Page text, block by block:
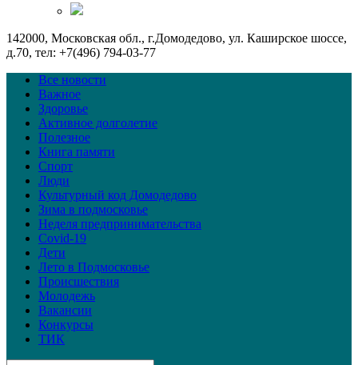
142000, Московская обл., г.Домодедово, ул. Каширское шоссе,
д.70, тел: +7(496) 794-03-77
Все новости
Важное
Здоровье
Активное долголетие
Полезное
Книга памяти
Спорт
Люди
Культурный код Домодедово
Зима в подмосковье
Неделя предпринимательства
Covid-19
Дети
Лето в Подмосковье
Происшествия
Молодежь
Вакансии
Конкурсы
ТИК